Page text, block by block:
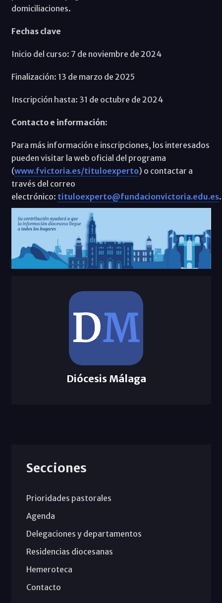
domiciliaciones.
Fechas clave
Inicio del curso: 7 de noviembre de 2024
Finalización: 13 de marzo de 2025
Inscripción hasta: 31 de octubre de 2024
Contacto e información:
Para más información e inscripciones, los interesados
pueden visitar la web oficial del programa
(www.fvictoria.es/tituloexperto) o contactar a
través del correo
electrónico: tituloexperto@fundacionvictoria.edu.es.
Diócesis Málaga
Secciones
Prioridades pastorales
Agenda
Delegaciones y departamentos
Residencias diocesanas
Hemeroteca
Contacto